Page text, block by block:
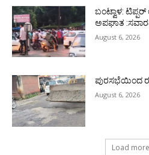
ಬಂಟ್ವಾಳ:
ಅಪಘಾತ
August 6, 2026
ಪುರಸಭೆಯಿಂದ
August 6, 2026
Load more